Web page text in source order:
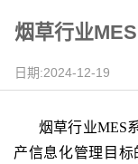
烟草行业
日期:2024-12-19
烟草行业MES
产信息化管理目